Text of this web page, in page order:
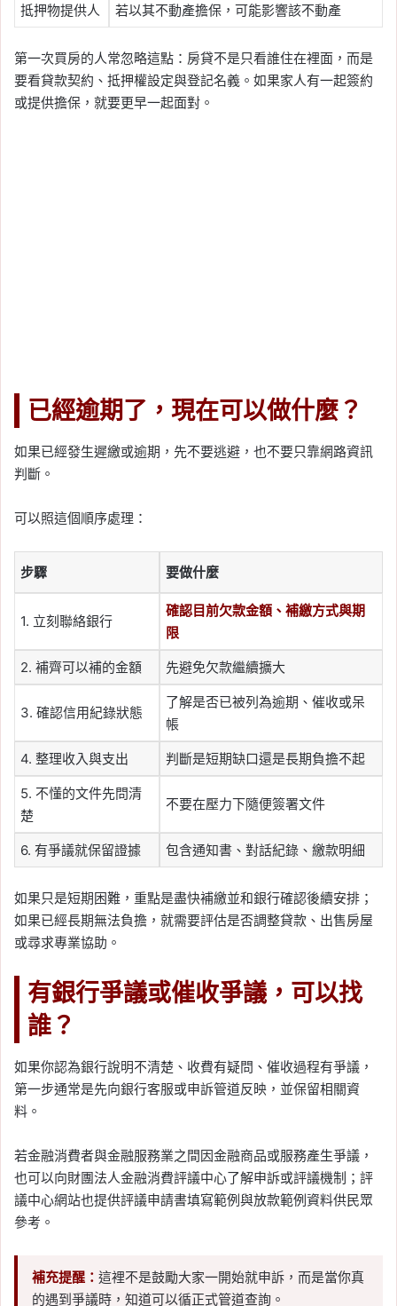
抵押物提供人 若以其不動產擔保，可能影響該不動產
第一次買房的人常忽略這點：房貸不是只看誰住在裡面，而是
要看貸款契約、抵押權設定與登記名義。如果家人有一起簽約
或提供擔保，就要更早一起面對。
已經逾期了，現在可以做什麼？
如果已經發生遲繳或逾期，先不要逃避，也不要只靠網路資訊
判斷。
可以照這個順序處理：
步驟 要做什麼
1. 立刻聯絡銀行
確認目前欠款金額、補繳方式與期
限
2. 補齊可以補的金額 先避免欠款繼續擴大
3. 確認信用紀錄狀態
了解是否已被列為逾期、催收或呆
帳
4. 整理收入與支出 判斷是短期缺口還是長期負擔不起
5. 不懂的文件先問清
楚
不要在壓力下隨便簽署文件
6. 有爭議就保留證據 包含通知書、對話紀錄、繳款明細
如果只是短期困難，重點是盡快補繳並和銀行確認後續安排；
如果已經長期無法負擔，就需要評估是否調整貸款、出售房屋
或尋求專業協助。
有銀行爭議或催收爭議，可以找
誰？
如果你認為銀行說明不清楚、收費有疑問、催收過程有爭議，
第一步通常是先向銀行客服或申訴管道反映，並保留相關資
料。
若金融消費者與金融服務業之間因金融商品或服務產生爭議，
也可以向財團法人金融消費評議中心了解申訴或評議機制；評
議中心網站也提供評議申請書填寫範例與放款範例資料供民眾
參考。
補充提醒： 這裡不是鼓勵大家一開始就申訴，而是當你真
的遇到爭議時，知道可以循正式管道查詢。